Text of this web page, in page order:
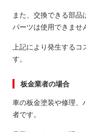
また、交換できる部
パーツは使用できませ
上記により発生する
す。
板金業者の場合
車の板金塗装や修理、
者です。